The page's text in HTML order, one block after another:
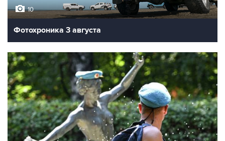
10
Фотохроника 3 августа